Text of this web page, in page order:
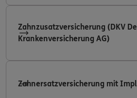
Zahnzusatzversicherung (DKV
Krankenversicherung AG)
Zahnersatzversicherung mit